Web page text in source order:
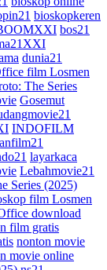
bioskopkeren
bos21
dunia21
film Losmen
The Series
Gosemut
INDOFILM
layarkaca
Lebahmovie21
Series (2025)
film Losmen
download
film gratis
nonton movie
movie online